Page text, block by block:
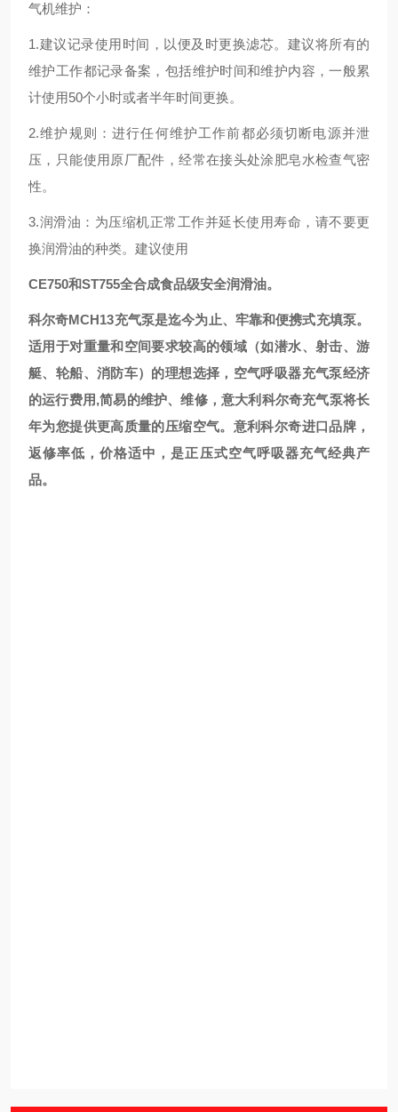
气机维护：
1.建议记录使用时间，以便及时更换滤芯。建议将所有的
维护工作都记录备案，包括维护时间和维护内容，一般累
计使用50个小时或者半年时间更换。
2.维护规则：进行任何维护工作前都必须切断电源并泄
压，只能使用原厂配件，经常在接头处涂肥皂水检查气密
性。
3.润滑油：为压缩机正常工作并延长使用寿命，请不要更
换润滑油的种类。建议使用
CE750和ST755全合成食品级安全润滑油。
科尔奇MCH13充气泵是迄今为止、牢靠和便携式充填泵。
适用于对重量和空间要求较高的领域（如潜水、射击、游
艇、轮船、消防车）的理想选择，空气呼吸器充气泵经济
的运行费用,简易的维护、维修，意大利科尔奇充气泵将长
年为您提供更高质量的压缩空气。意利科尔奇进口品牌，
返修率低，价格适中，是正压式空气呼吸器充气经典产
品。